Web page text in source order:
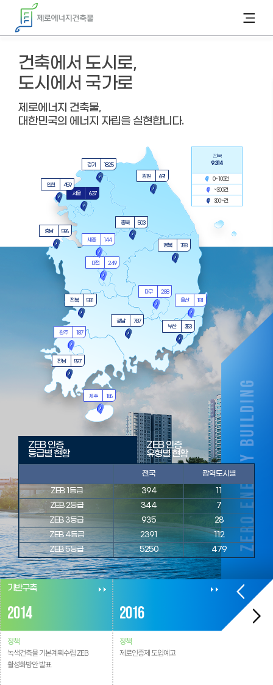
건축에서 도시로,
도시에서 국가로
제로에너지 건축물,
대한민국의 에너지 자립을 실현합니다.
서울 637
대구
인천
광주 187
대전 249
강원
충북
충남
596
전북 581
경남 787
ZEB 인증
등급별 현황
ZEB 인증
유형별 현황
전국
광역도시별
ZEB 1등급
394
11
ZEB 2등급
344
7
ZEB 3등급
935
28
ZEB 4등급
2391
112
ZEB 5등급
5250 479
기반구축
2014
정책
녹색건축물 기본계획수립 ZEB
활성화방안 발표
2016
정책
제로인증제 도입예고
상용화 촉진
2017